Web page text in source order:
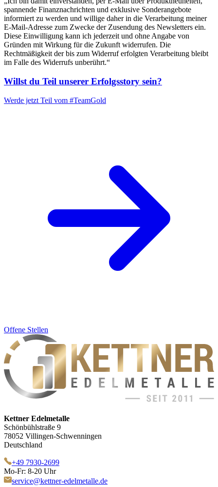
spannende Finanznachrichten und exklusive Sonderangebote
informiert zu werden und willige daher in die Verarbeitung meiner
E-Mail-Adresse zum Zwecke der Zusendung des Newsletters ein.
Diese Einwilligung kann ich jederzeit und ohne Angabe von
Gründen mit Wirkung für die Zukunft widerrufen. Die
Rechtmäßigkeit der bis zum Widerruf erfolgten Verarbeitung bleibt
im Falle des Widerrufs unberührt.“
Willst du Teil unserer Erfolgsstory sein?
Werde jetzt Teil vom #TeamGold
Offene Stellen
Kettner Edelmetalle
Schönbühlstraße 9
78052 Villingen-Schwenningen
Deutschland
+49 7930-2699
Mo-Fr: 8-20 Uhr
service@kettner-edelmetalle.de